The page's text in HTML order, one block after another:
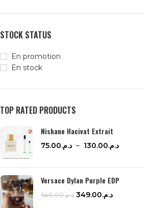
STOCK STATUS
En promotion
En stock
TOP RATED PRODUCTS
Nishane Hacivat Extrait
د.م.75.00 – د.م.130.00
Versace Dylan Purple EDP
د.م.540.00 د.م.349.00